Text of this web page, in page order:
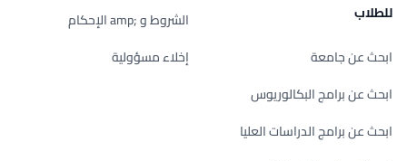
للطلاب
ابحث عن جامعة
ابحث عن برامج البكالوريوس
ابحث عن برامج الدراسات العليا
الشروط و ;amp الإحكام
إخلاء مسؤولية